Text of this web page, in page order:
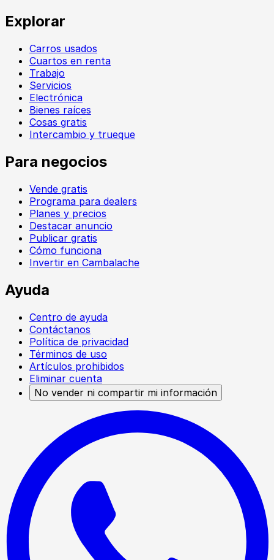
Explorar
Carros usados
Cuartos en renta
Trabajo
Servicios
Electrónica
Bienes raíces
Cosas gratis
Intercambio y trueque
Para negocios
Vende gratis
Programa para dealers
Planes y precios
Destacar anuncio
Publicar gratis
Cómo funciona
Invertir en Cambalache
Ayuda
Centro de ayuda
Contáctanos
Política de privacidad
Términos de uso
Artículos prohibidos
Eliminar cuenta
No vender ni compartir mi información